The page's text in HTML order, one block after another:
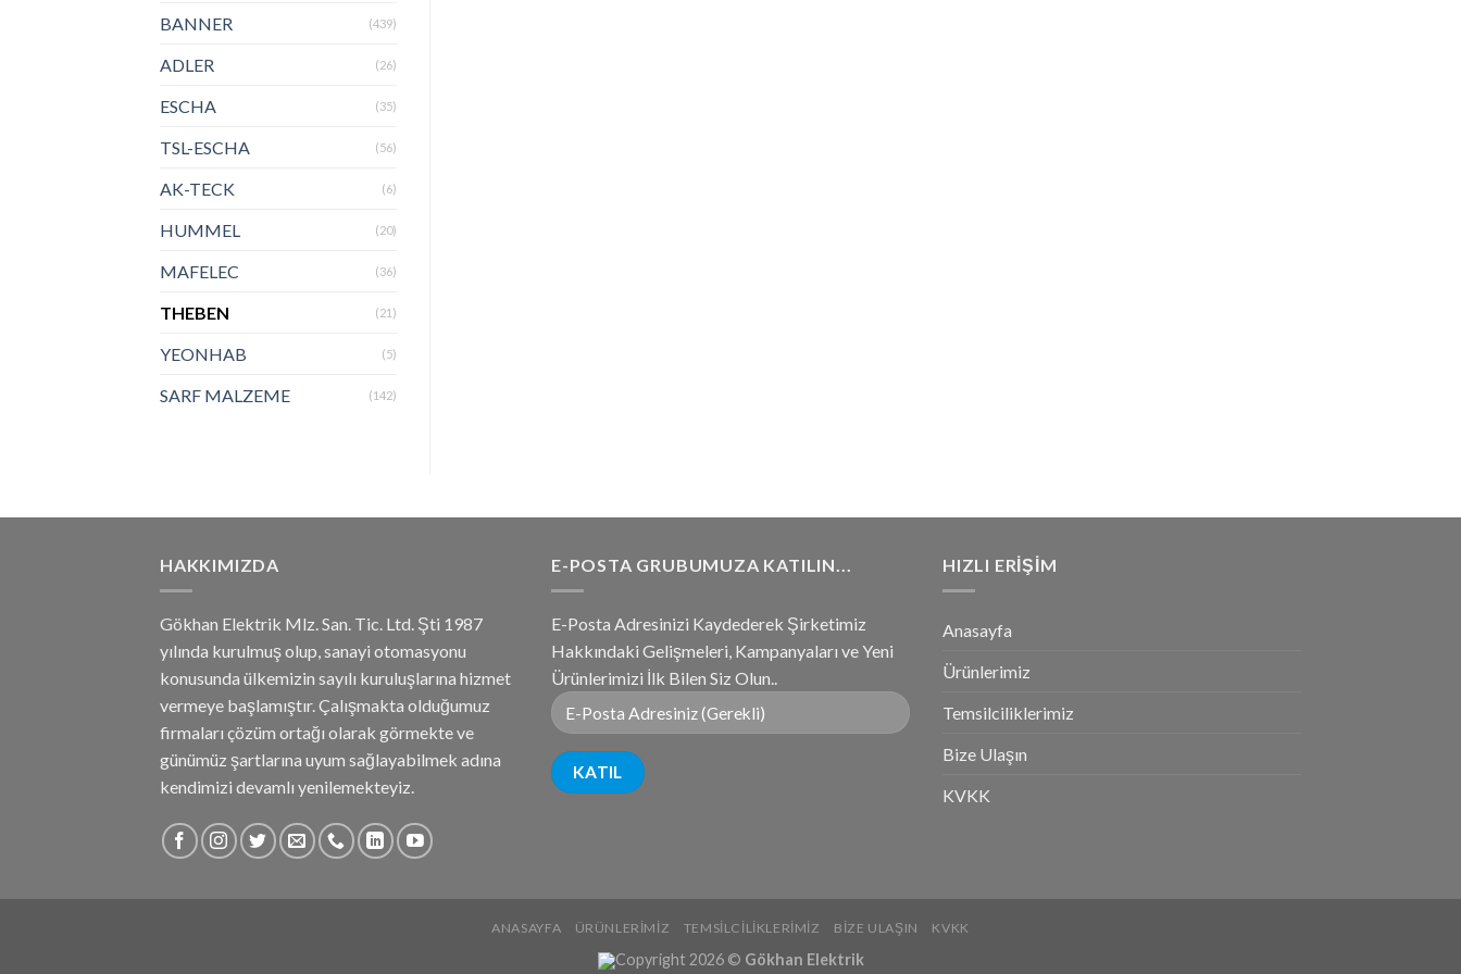
BANNER (439)
ADLER (26)
ESCHA (35)
TSL-ESCHA (56)
AK-TECK (6)
HUMMEL (20)
MAFELEC (36)
THEBEN (21)
YEONHAB (5)
SARF MALZEME (142)
HAKKIMIZDA
Gökhan Elektrik Mlz. San. Tic. Ltd. Şti 1987
yılında kurulmuş olup, sanayi otomasyonu
konusunda ülkemizin sayılı kuruluşlarına hizmet
vermeye başlamıştır. Çalışmakta olduğumuz
firmaları çözüm ortağı olarak görmekte ve
günümüz şartlarına uyum sağlayabilmek adına
kendimizi devamlı yenilemekteyiz.
E-POSTA GRUBUMUZA KATILIN...
E-Posta Adresinizi Kaydederek Şirketimiz
Hakkındaki Gelişmeleri, Kampanyaları ve Yeni
Ürünlerimizi İlk Bilen Siz Olun..
HIZLI ERIŞIM
Anasayfa
Ürünlerimiz
Temsilciliklerimiz
Bize Ulaşın
KVKK
ANASAYFA ÜRÜNLERIMIZ TEMSILCILIKLERIMIZ BIZE ULAŞIN KVKK
Copyright 2026 © Gökhan Elektrik